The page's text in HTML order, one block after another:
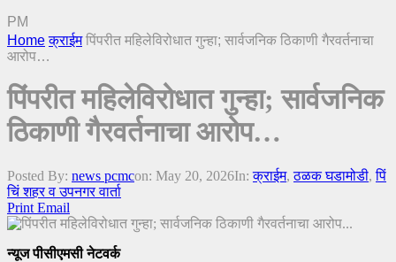
PM
Home क्राईम पिंपरीत महिलेविरोधात गुन्हा; सार्वजनिक ठिकाणी गैरवर्तनाचा
आरोप…
पिंपरीत महिलेविरोधात गुन्हा; सार्वजनिक
ठिकाणी गैरवर्तनाचा आरोप…
Posted By: news pcmcon: May 20, 2026In:क्राईम,ठळक घडामोडी,पिं
चिं शहर व उपनगर वार्ता
Print Email
न्यूज पीसीएमसी नेटवर्क